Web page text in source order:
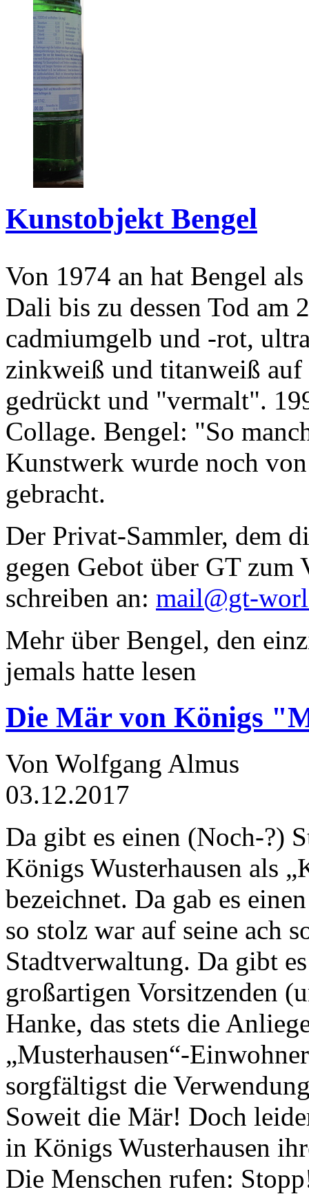
Kunstobjekt Bengel
Von 1974 an hat Bengel
Dali bis zu dessen Tod am
cadmiumgelb und -rot,
zinkweiß und titanweiß
gedrückt und "vermalt".
Collage. Bengel: "So
Kunstwerk wurde noch
gebracht.
Der Privat-Sammler, dem
gegen Gebot über GT zum
schreiben an: mail@gt-
Mehr über Bengel, den
jemals hatte lesen
Die Mär von Königs
Von Wolfgang Almus
03.12.2017
Da gibt es einen (Noch-?)
Königs Wusterhausen als
bezeichnet. Da gab es
so stolz war auf seine ach
Stadtverwaltung. Da gibt
großartigen Vorsitzenden
Hanke, das stets die
„Musterhausen“-
sorgfältigst die
Soweit die Mär! Doch
in Königs Wusterhausen
Die Menschen rufen: